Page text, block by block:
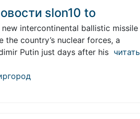
slon10 to
intercontinental ballistic missile
country’s nuclear forces, a
Putin just days after his читать